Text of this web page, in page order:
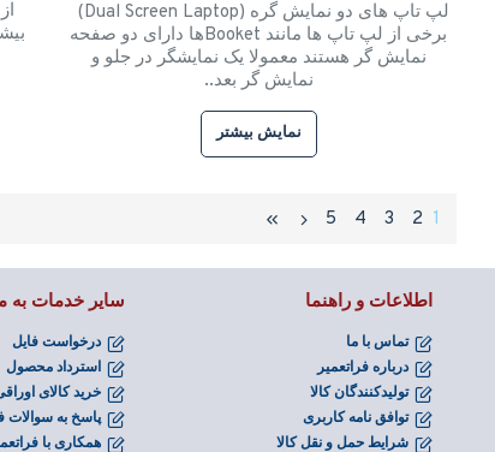
لپ تاپ های دو نمایش گره (Dual Screen Laptop)
برخی از لپ تاپ ها مانند Booketها دارای دو صفحه
نمایش گر هستند معمولا یک نمایشگر در جلو و
نمایش گر بعد..
نمایش بیشتر
1
2
3
4
5
اطلاعات و راهنما
تماس با ما
درباره فراتعمیر
تولیدکنندگان کالا
توافق نامه کاربری
شرایط حمل و نقل کالا
سایر خدمات به
درخواست فایل
استرداد محصول
خرید کالای
پاسخ به سوالات
همکاری با